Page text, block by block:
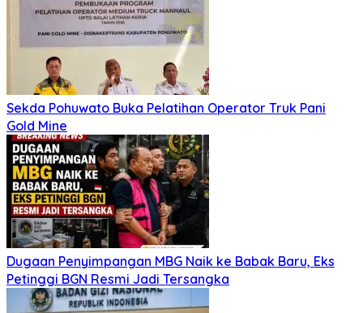
Sekda Pohuwato Buka Pelatihan Operator Truk Pani
Gold Mine
Dugaan Penyimpangan MBG Naik ke Babak Baru, Eks
Petinggi BGN Resmi Jadi Tersangka